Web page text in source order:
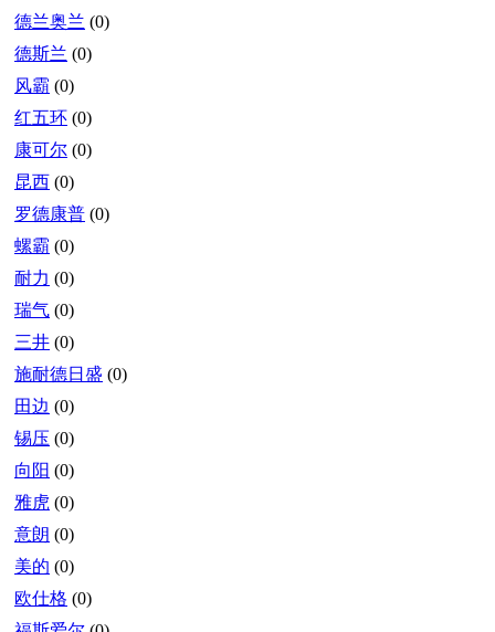
德兰奥兰 (0)
德斯兰 (0)
风霸 (0)
红五环 (0)
康可尔 (0)
昆西 (0)
罗德康普 (0)
螺霸 (0)
耐力 (0)
瑞气 (0)
三井 (0)
施耐德日盛 (0)
田边 (0)
锡压 (0)
向阳 (0)
雅虎 (0)
意朗 (0)
美的 (0)
欧仕格 (0)